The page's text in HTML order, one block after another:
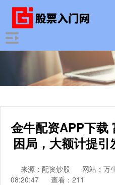
金牛配资APP下载
困局，大额计提
来源：配资炒股 网站：万
08:20:47
查看：211